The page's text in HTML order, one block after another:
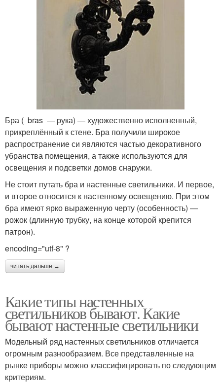
Бра ( bras — рука) — художественно исполненный,
прикреплённый к стене. Бра получили широкое
распространение си являются частью декоративного
убранства помещения, а также используются для
освещения и подсветки домов снаружи.
Не стоит путать бра и настенные светильники. И первое,
и второе относится к настенному освещению. При этом
бра имеют ярко выраженную черту (особенность) —
рожок (длинную трубку, на конце которой крепится
патрон).
encoding="utf-8" ?
читать дальше →
Какие типы настенных
светильников бывают. Какие
бывают настенные светильники
Модельный ряд настенных светильников отличается
огромным разнообразием. Все представленные на
рынке приборы можно классифицировать по следующим
критериям.